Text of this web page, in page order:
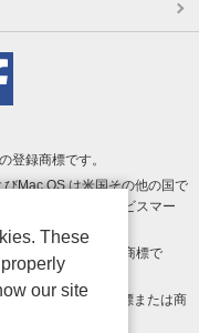
登録商標です。
Mac OS は米国その他の国で
Apple Inc. のサービスマー
は Google LLC の商標で
国における登録商標または商
These
our site